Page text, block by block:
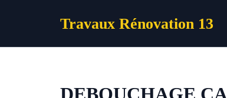
Travaux Rénovation 13